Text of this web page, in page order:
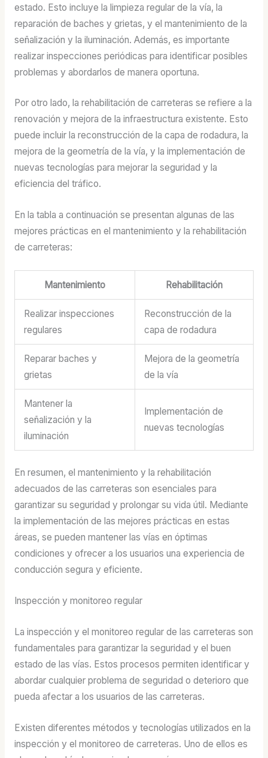
estado. Esto incluye la limpieza regular de la vía, la
reparación de baches y grietas, y el mantenimiento de la
señalización y la iluminación. Además, es importante
realizar inspecciones periódicas para identificar posibles
problemas y abordarlos de manera oportuna.
Por otro lado, la rehabilitación de carreteras se refiere a la
renovación y mejora de la infraestructura existente. Esto
puede incluir la reconstrucción de la capa de rodadura, la
mejora de la geometría de la vía, y la implementación de
nuevas tecnologías para mejorar la seguridad y la
eficiencia del tráfico.
En la tabla a continuación se presentan algunas de las
mejores prácticas en el mantenimiento y la rehabilitación
de carreteras:
Mantenimiento Rehabilitación
Realizar inspecciones
regulares
Reconstrucción de la
capa de rodadura
Reparar baches y
grietas
Mejora de la geometría
de la vía
Mantener la
señalización y la
iluminación
Implementación de
nuevas tecnologías
En resumen, el mantenimiento y la rehabilitación
adecuados de las carreteras son esenciales para
garantizar su seguridad y prolongar su vida útil. Mediante
la implementación de las mejores prácticas en estas
áreas, se pueden mantener las vías en óptimas
condiciones y ofrecer a los usuarios una experiencia de
conducción segura y eficiente.
Inspección y monitoreo regular
La inspección y el monitoreo regular de las carreteras son
fundamentales para garantizar la seguridad y el buen
estado de las vías. Estos procesos permiten identificar y
abordar cualquier problema de seguridad o deterioro que
pueda afectar a los usuarios de las carreteras.
Existen diferentes métodos y tecnologías utilizados en la
inspección y el monitoreo de carreteras. Uno de ellos es